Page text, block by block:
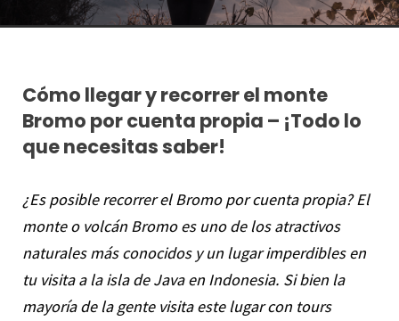
Cómo llegar y recorrer el monte
Bromo por cuenta propia – ¡Todo lo
que necesitas saber!
¿Es posible recorrer el Bromo por cuenta propia? El
monte o volcán Bromo es uno de los atractivos
naturales más conocidos y un lugar imperdibles en
tu visita a la isla de Java en Indonesia. Si bien la
mayoría de la gente visita este lugar con tours